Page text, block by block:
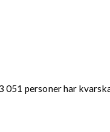
051 personer har